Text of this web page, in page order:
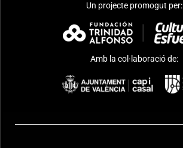
Un projecte promogut per:
Amb la col·laboració de: